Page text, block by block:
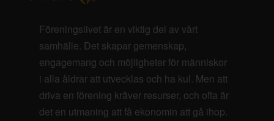
Föreningslivet är en viktig del av vårt
samhälle. Det skapar gemenskap,
engagemang och möjligheter för människor
i alla åldrar att utvecklas och ha kul. Men att
driva en förening kräver resurser, och ofta är
det en utmaning att få ekonomin att gå ihop.